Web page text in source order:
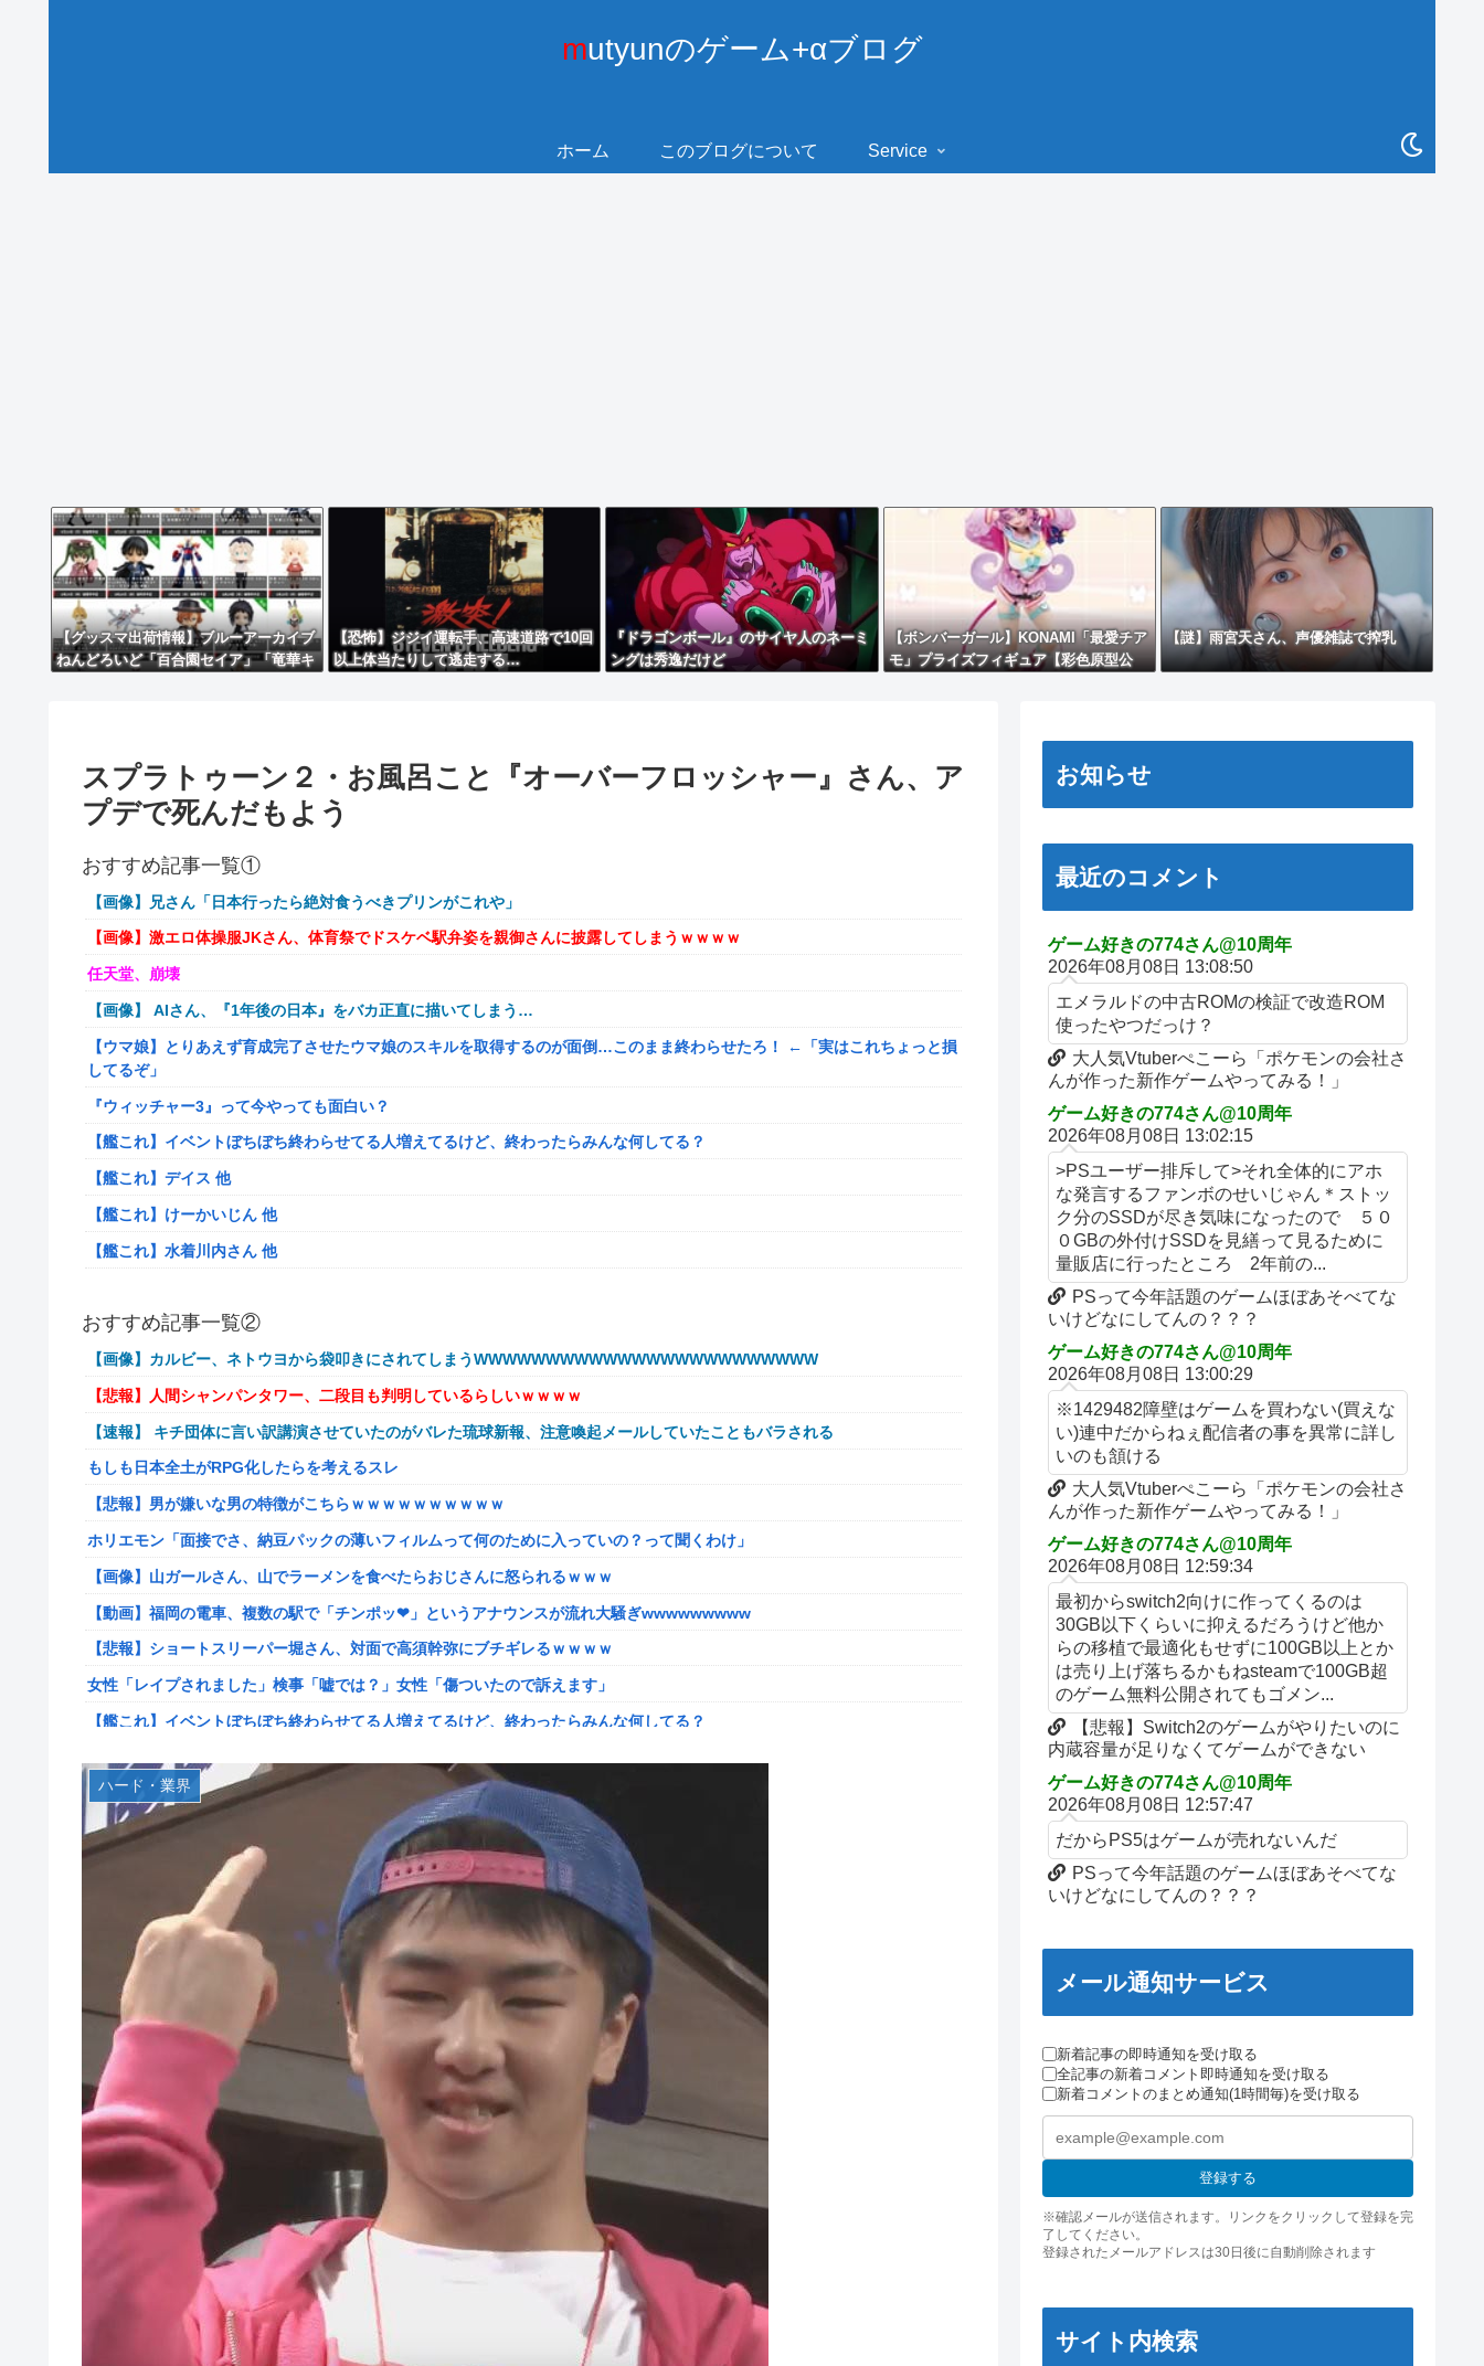
mutyunのゲーム+αブログ
ホーム このブログについて Service
【グッスマ出荷情報】ブルーアーカイブ
ねんどろいど「百合園セイア」「竜華キ
【恐怖】ジジイ運転手、高速道路で10回
以上体当たりして逃走する…
『ドラゴンボール』のサイヤ人のネーミ
ングは秀逸だけど
【ボンバーガール】KONAMI「最愛チア
モ」プライズフィギュア【彩色原型公
【謎】雨宮天さん、声優雑誌で搾乳
スプラトゥーン２・お風呂こと『オーバーフロッシャー』さん、ア
プデで死んだもよう
おすすめ記事一覧①
【画像】兄さん「日本行ったら絶対食うべきプリンがこれや」
【画像】激エロ体操服JKさん、体育祭でドスケベ駅弁姿を親御さんに披露してしまうｗｗｗｗ
任天堂、崩壊
【画像】 AIさん、『1年後の日本』をバカ正直に描いてしまう…
【ウマ娘】とりあえず育成完了させたウマ娘のスキルを取得するのが面倒…このまま終わらせたろ！ ←「実はこれちょっと損
してるぞ」
『ウィッチャー3』って今やっても面白い？
【艦これ】イベントぼちぼち終わらせてる人増えてるけど、終わったらみんな何してる？
【艦これ】デイス 他
【艦これ】けーかいじん 他
【艦これ】水着川内さん 他
女「43億円注文して………キャンセルっと！」←こいつの目的
【驚愕】マチアプで会った外国人からまさかの『こう』言われたんやがこれワイ詰みか？？？？？？？
【動画】手術中に熊本地震直撃やばすぎる
避難所にベッドがない！と文句たらたらだった左派、実際に避難所にベッドが搬入されてしまった結果……
『ドラクエの面白さのピークははがねのつるぎ買った時』←これ
【韓日共同調査】「日本に良い印象」の韓国人54.3％ 13年以降で最高に 日本人の韓国好感度は35.3％
【スト6】竹内ジョン選手「どう考えても調整の時期がおかしい。大会の真っただ中にコンセプトが変わるほどの調整、大会
が終わった後は微調整。趣旨が一貫してない」
【画像】台湾とフランス、地震発生から6時間以内に設置した「避難所」がこちらｗｗｗｗ
【悲報】息子がみいちゃんのママ、限界を迎える「もう無理。普通の家庭を築きたい。普通の子育てをしたい。」
【悲報】エアコン業者、正論「エアコンスプレーなんて使わない方がいい」ﾄﾞﾝｯ！
【胸糞】Zクソガキ、おばあちゃんをいじめて炎上するｗｗｗｗ
やる夫「催眠アプリを手に入れたんだけど……これ必要だった？」 第29話
【動画】手術中に熊本地震直撃やばすぎる
江別大学生暴行ﾀﾋ″主犯格″の川口侑斗被告に「無期懲役」の判決→当時17歳少年に「懲役30年」の判決
ジャンポケ斎藤と代理人のやりとり、「地獄すぎて完全にコントになってる……」と衝撃を受ける人が続出中
シャウエッセン公式、またこういうのでいい丼をポスト
もしも日本全土がRPG化したらを考えるスレ
【艦これ】E3-4のラスダンは航空優勢は取るの？取らないの？
【悲報】元ジャンポケ斉藤の被害女性「事件で知名度を上げてバウムクーヘン売ったりTikTokライブしてて悔しさと怒りを感
じた」
白戸ゆめのアナ セクシーニットのノースリーブ巨乳！！【GIF動画あり】
【ウマ娘】海外トレによるライトハローさんとの最高の夜
【画像】70年代の漫画、あまりにも時代を先取りしすぎていたｗｗｗｗ
【動画】地震発生時の熊本総合病院の手術室の様子が(((ﾟДﾟ)))
【艦これ】これがラ級ちゃんの水着modeか・・・！
【朗報】ワンピースのミホークとビスタさん、遥かにミホークの方が格上だったｗｗｗ
【ウマ娘】セイちゃんの攻撃力を見よ！！！
【悲報】「HUNTER×HUNTER」のビヨンド=ネテロさん、何か思ってた奴と違う・・・
おすすめ記事一覧②
【画像】カルビー、ネトウヨから袋叩きにされてしまうWWWWWWWWWWWWWWWWWWWWWWWW
【悲報】人間シャンパンタワー、二段目も判明しているらしいｗｗｗｗ
【速報】 キチ団体に言い訳講演させていたのがバレた琉球新報、注意喚起メールしていたこともバラされる
もしも日本全土がRPG化したらを考えるスレ
【悲報】男が嫌いな男の特徴がこちらｗｗｗｗｗｗｗｗｗｗ
ホリエモン「面接でさ、納豆パックの薄いフィルムって何のために入っていの？って聞くわけ」
【画像】山ガールさん、山でラーメンを食べたらおじさんに怒られるｗｗｗ
【動画】福岡の電車、複数の駅で「チンポッ❤」というアナウンスが流れ大騒ぎwwwwwwwww
【悲報】ショートスリーパー堀さん、対面で高須幹弥にブチギレるｗｗｗｗ
女性「レイプされました」検事「嘘では？」女性「傷ついたので訴えます」
【艦これ】イベントぼちぼち終わらせてる人増えてるけど、終わったらみんな何してる？
【艦これ】けーかいじん 他
日本代表DF冨安健洋の英プレミア・クリスタルパレス加入が正式決定 鎌田大地とチームメイトに
日向坂OGの最新ランジェリー、もうエグいだろ・・・(画像どーん)
【画像】山ガールさん、山でラーメンを食べたらおじさんに怒られるｗｗｗ
富士登山ツアー中に64歳男性死亡 8合目付近で意識失う
【GIF動画】宮城の可愛すぎるチアさん、甲子園で発見される
秋田県職員さん、会見をバスローブ＆喫煙スタイルで対応してしまい大炎上ｗ
【衝撃】ジャンポケ斉藤の被害女性「バウムクーヘン売ったりTikTokライブしててムカついたから示談しなかった」←コレっ
てさ…
海外「全部日本の真似だったのか…」 日本の普通のテレビ番組が最新SNSの数十年先を行っていたと話題に
【悲報】ロシア、じわじわと逝き始める
【動画】ロシア軍のドローンをネット発射装置で撃墜するウクライナ。
首相官邸、高市首相の熊本訪問の感動BGM付きムービーを投稿「全部が全部ありがたかったです」
ハード・業界
お知らせ
最近のコメント
ゲーム好きの774さん@10周年
2026年08月08日 13:08:50
エメラルドの中古ROMの検証で改造ROM
使ったやつだっけ？
大人気Vtuberぺこーら「ポケモンの会社さ
んが作った新作ゲームやってみる！」
ゲーム好きの774さん@10周年
2026年08月08日 13:02:15
>PSユーザー排斥して>それ全体的にアホ
な発言するファンボのせいじゃん＊ストッ
ク分のSSDが尽き気味になったので ５０
０GBの外付けSSDを見繕って見るために
量販店に行ったところ 2年前の...
PSって今年話題のゲームほぼあそべてな
いけどなにしてんの？？？
ゲーム好きの774さん@10周年
2026年08月08日 13:00:29
※1429482障壁はゲームを買わない(買えな
い)連中だからねぇ配信者の事を異常に詳し
いのも頷ける
大人気Vtuberぺこーら「ポケモンの会社さ
んが作った新作ゲームやってみる！」
ゲーム好きの774さん@10周年
2026年08月08日 12:59:34
最初からswitch2向けに作ってくるのは
30GB以下くらいに抑えるだろうけど他か
らの移植で最適化もせずに100GB以上とか
は売り上げ落ちるかもねsteamで100GB超
のゲーム無料公開されてもゴメン...
【悲報】Switch2のゲームがやりたいのに
内蔵容量が足りなくてゲームができない
ゲーム好きの774さん@10周年
2026年08月08日 12:57:47
だからPS5はゲームが売れないんだ
PSって今年話題のゲームほぼあそべてな
いけどなにしてんの？？？
メール通知サービス
新着記事の即時通知を受け取る
全記事の新着コメント即時通知を受け取る
新着コメントのまとめ通知(1時間毎)を受け取る
登録する
※確認メールが送信されます。リンクをクリックして登録を完
了してください。
登録されたメールアドレスは30日後に自動削除されます
サイト内検索